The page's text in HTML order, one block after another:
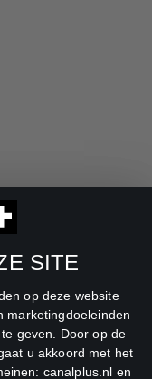
SITE
op deze website
marketingdoeleinden
geven. Door op de
u akkoord met het
canalplus.nl en
Channel